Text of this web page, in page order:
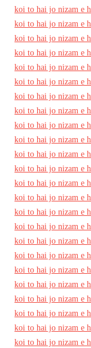
koi to hai jo nizam e
koi to hai jo nizam e
koi to hai jo nizam e
koi to hai jo nizam e
koi to hai jo nizam e
koi to hai jo nizam e
koi to hai jo nizam e
koi to hai jo nizam e
koi to hai jo nizam e
koi to hai jo nizam e
koi to hai jo nizam e
koi to hai jo nizam e
koi to hai jo nizam e
koi to hai jo nizam e
koi to hai jo nizam e
koi to hai jo nizam e
koi to hai jo nizam e
koi to hai jo nizam e
koi to hai jo nizam e
koi to hai jo nizam e
koi to hai jo nizam e
koi to hai jo nizam e
koi to hai jo nizam e
koi to hai jo nizam e